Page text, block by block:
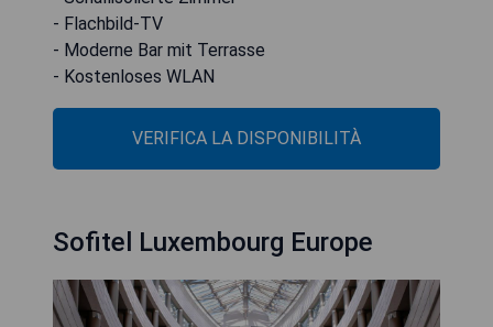
- Flachbild-TV
- Moderne Bar mit Terrasse
- Kostenloses WLAN
VERIFICA LA DISPONIBILITÀ
Sofitel Luxembourg Europe